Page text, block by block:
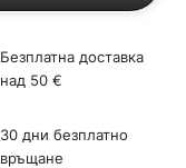
Безплатна доставка
над 50 €
30 дни безплатно
връщане